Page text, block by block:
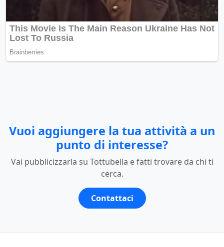
Vuoi aggiungere la tua attività a un
punto di interesse?
Vai pubblicizzarla su Tottubella e fatti trovare da chi ti
cerca.
Contattaci